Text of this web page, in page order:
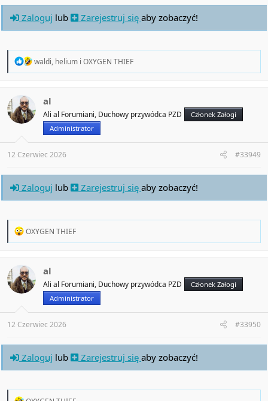
Zaloguj lub Zarejestruj się aby zobaczyć!
R
i
o
waldi, helium i OXYGEN THIEF
al
Ali al Forumiani, Duchowy przywódca PZD
Członek Załogi
Administrator
12 Czerwiec 2026 #33949
Zaloguj lub Zarejestruj się aby zobaczyć!
R
t
i
o
OXYGEN THIEF
al
Ali al Forumiani, Duchowy przywódca PZD
Członek Załogi
Administrator
12 Czerwiec 2026 #33950
Zaloguj lub Zarejestruj się aby zobaczyć!